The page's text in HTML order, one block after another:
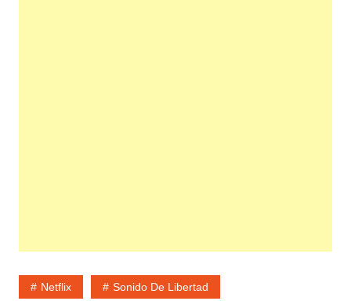
Netflix Sonido De Libertad